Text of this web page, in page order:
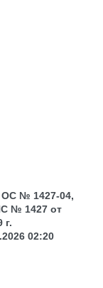
ОС № 1427-04,
№ 1427 от
г.
02:20